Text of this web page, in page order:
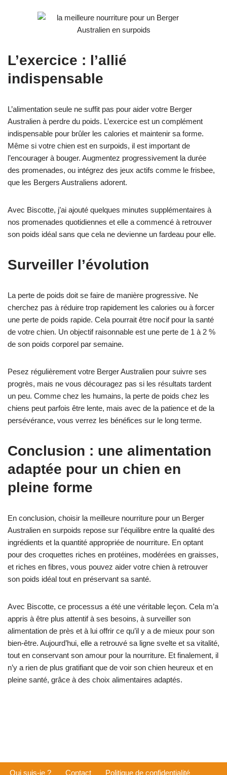
L’exercice : l’allié
indispensable
L’alimentation seule ne suffit pas pour aider votre Berger
Australien à perdre du poids. L’exercice est un complément
indispensable pour brûler les calories et maintenir sa forme.
Même si votre chien est en surpoids, il est important de
l’encourager à bouger. Augmentez progressivement la durée
des promenades, ou intégrez des jeux actifs comme le frisbee,
que les Bergers Australiens adorent.
Avec Biscotte, j’ai ajouté quelques minutes supplémentaires à
nos promenades quotidiennes et elle a commencé à retrouver
son poids idéal sans que cela ne devienne un fardeau pour elle.
Surveiller l’évolution
La perte de poids doit se faire de manière progressive. Ne
cherchez pas à réduire trop rapidement les calories ou à forcer
une perte de poids rapide. Cela pourrait être nocif pour la santé
de votre chien. Un objectif raisonnable est une perte de 1 à 2 %
de son poids corporel par semaine.
Pesez régulièrement votre Berger Australien pour suivre ses
progrès, mais ne vous découragez pas si les résultats tardent
un peu. Comme chez les humains, la perte de poids chez les
chiens peut parfois être lente, mais avec de la patience et de la
persévérance, vous verrez les bénéfices sur le long terme.
Conclusion : une alimentation
adaptée pour un chien en
pleine forme
En conclusion, choisir la meilleure nourriture pour un Berger
Australien en surpoids repose sur l’équilibre entre la qualité des
ingrédients et la quantité appropriée de nourriture. En optant
pour des croquettes riches en protéines, modérées en graisses,
et riches en fibres, vous pouvez aider votre chien à retrouver
son poids idéal tout en préservant sa santé.
Avec Biscotte, ce processus a été une véritable leçon. Cela m’a
appris à être plus attentif à ses besoins, à surveiller son
alimentation de près et à lui offrir ce qu’il y a de mieux pour son
bien-être. Aujourd’hui, elle a retrouvé sa ligne svelte et sa vitalité,
tout en conservant son amour pour la nourriture. Et finalement, il
n’y a rien de plus gratifiant que de voir son chien heureux et en
pleine santé, grâce à des choix alimentaires adaptés.
Qui suis-je ? Contact Politique de confidentialité